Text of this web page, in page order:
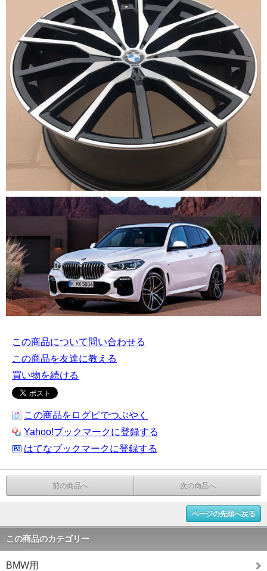
この商品について問い合わせる
この商品を友達に教える
買い物を続ける
この商品をログピでつぶやく
Yahoo!ブックマークに登録する
はてなブックマークに登録する
前の商品へ 次の商品へ
ページの先頭へ戻る
この商品のカテゴリー
BMW用